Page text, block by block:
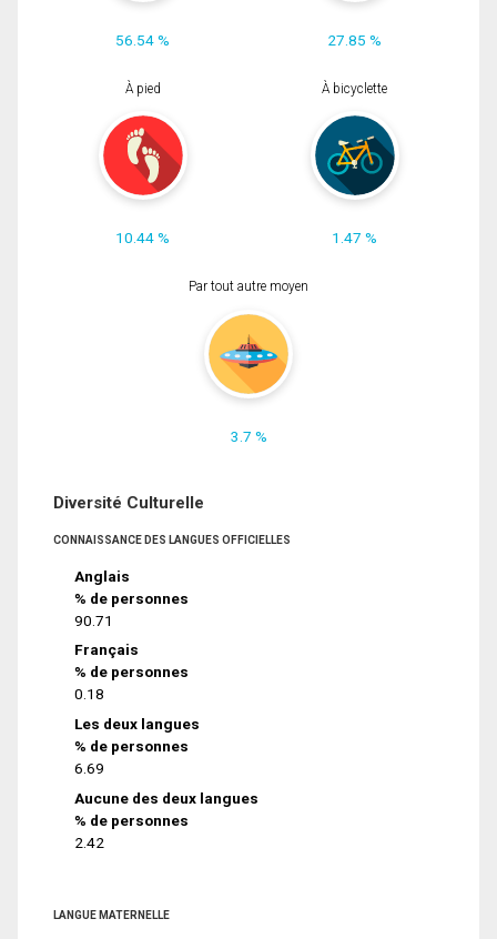
56.54 % 27.85 %
À pied
10.44 %
À bicyclette
1.47 %
Par tout autre moyen
3.7 %
Diversité Culturelle
CONNAISSANCE DES LANGUES OFFICIELLES
Anglais
% de personnes
90.71
Français
% de personnes
0.18
Les deux langues
% de personnes
6.69
Aucune des deux langues
% de personnes
2.42
LANGUE MATERNELLE